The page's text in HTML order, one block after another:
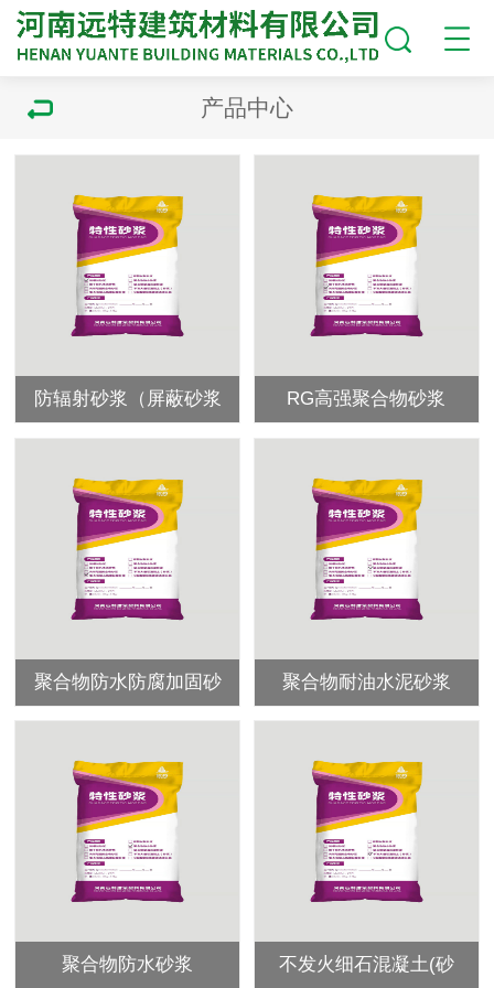
产品中心
防辐射砂浆（屏蔽砂浆 RG高强聚合物砂浆
聚合物防水防腐加固砂 聚合物耐油水泥砂浆
聚合物防水砂浆 不发火细石混凝土(砂